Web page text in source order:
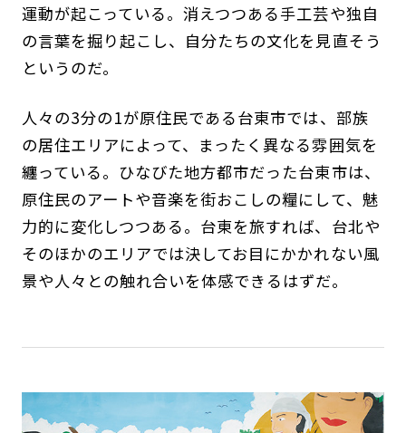
運動が起こっている。消えつつある手工芸や独自
の言葉を掘り起こし、自分たちの文化を見直そう
というのだ。
人々の3分の1が原住民である台東市では、部族
の居住エリアによって、まったく異なる雰囲気を
纏っている。ひなびた地方都市だった台東市は、
原住民のアートや音楽を街おこしの糧にして、魅
力的に変化しつつある。台東を旅すれば、台北や
そのほかのエリアでは決してお目にかかれない風
景や人々との触れ合いを体感できるはずだ。